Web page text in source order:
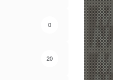
0
20